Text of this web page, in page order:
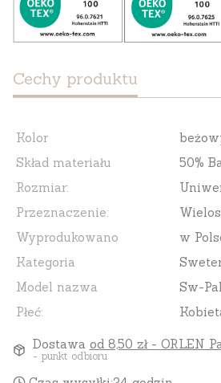
Cechy produktu
Kolor
Skład materiału
50%
Rozmiar:
Przeznaczenie:
Wyprodukowano
w
Kategoria
Model nazwa
Sw-
Płeć:
Dostawa od 8,50 zł - ORLEN
- punkt odbioru